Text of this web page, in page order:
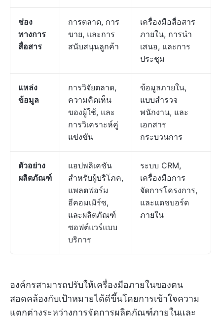
ช่อง
ทางการ
สื่อสาร
การตลาด, การ
ขาย, และการ
สนับสนุนลูกค้า
เครื่องมือสื่อสาร
ภายใน, การนำ
เสนอ, และการ
ประชุม
แหล่ง
ข้อมูล
การวิจัยตลาด,
ความคิดเห็น
ของผู้ใช้, และ
การวิเคราะห์คู่
แข่งขัน
ข้อมูลภายใน,
แบบสำรวจ
พนักงาน, และ
เอกสาร
กระบวนการ
ตัวอย่าง
ผลิตภัณฑ์
แอปพลิเคชัน
สำหรับผู้บริโภค,
แพลตฟอร์ม
อีคอมเมิร์ซ,
และผลิตภัณฑ์
ซอฟต์แวร์แบบ
บริการ
ระบบ CRM,
เครื่องมือการ
จัดการโครงการ,
และแดชบอร์ด
ภายใน
องค์กรสามารถปรับให้เครื่องมือภายในของตน
สอดคล้องกับเป้าหมายได้ดีขึ้นโดยการเข้าใจความ
แตกต่างระหว่างการจัดการผลิตภัณฑ์ภายในและ